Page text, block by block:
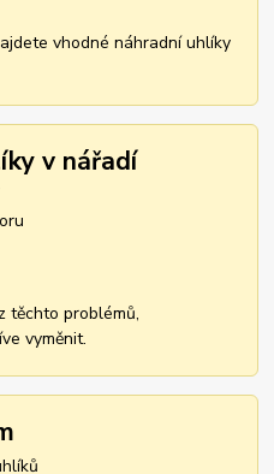
vhodné náhradní uhlíky
v nářadí
těchto problémů,
vyměnit.